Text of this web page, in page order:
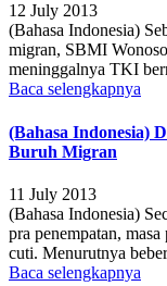
12 July 2013
(Bahasa Indonesia)
migran, SBMI
meninggalnya TKI
Baca selengkapnya
(Bahasa Indonesia)
Buruh Migran
11 July 2013
(Bahasa Indonesia)
pra penempatan,
cuti. Menurutnya
Baca selengkapnya